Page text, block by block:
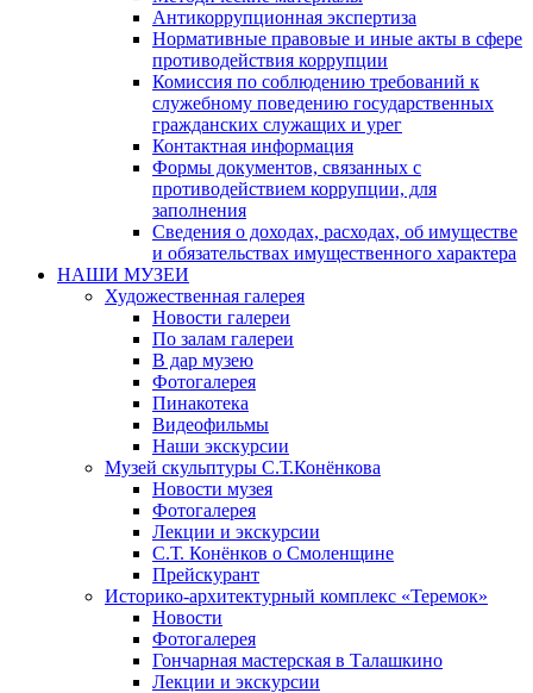
Антикоррупционная экспертиза
Нормативные правовые и иные акты в сфере
противодействия коррупции
Комиссия по соблюдению требований к
служебному поведению государственных
гражданских служащих и урег
Контактная информация
Формы документов, связанных с
противодействием коррупции, для
заполнения
Сведения о доходах, расходах, об имуществе
и обязательствах имущественного характера
НАШИ МУЗЕИ
Художественная галерея
Новости галереи
По залам галереи
В дар музею
Фотогалерея
Пинакотека
Видеофильмы
Наши экскурсии
Музей скульптуры С.Т.Конёнкова
Новости музея
Фотогалерея
Лекции и экскурсии
С.Т. Конёнков о Смоленщине
Прейскурант
Историко-архитектурный комплекс «Теремок»
Новости
Фотогалерея
Гончарная мастерская в Талашкино
Лекции и экскурсии